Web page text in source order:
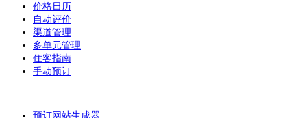
价格日历
自动评价
渠道管理
多单元管理
住客指南
手动预订
预订网站生成器